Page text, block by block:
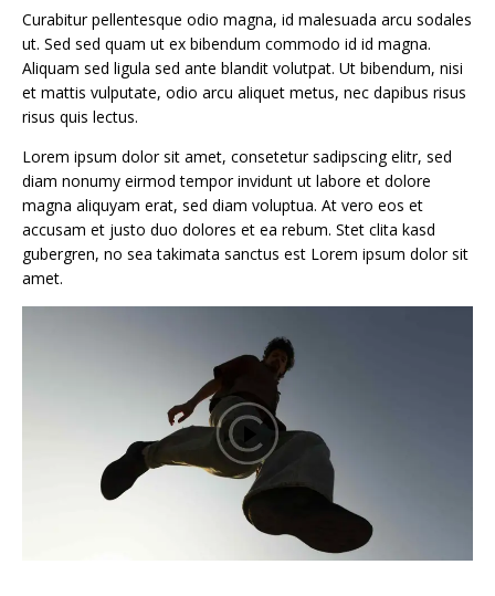
Curabitur pellentesque odio magna, id malesuada arcu sodales
ut. Sed sed quam ut ex bibendum commodo id id magna.
Aliquam sed ligula sed ante blandit volutpat. Ut bibendum, nisi
et mattis vulputate, odio arcu aliquet metus, nec dapibus risus
risus quis lectus.
Lorem ipsum dolor sit amet, consetetur sadipscing elitr, sed
diam nonumy eirmod tempor invidunt ut labore et dolore
magna aliquyam erat, sed diam voluptua. At vero eos et
accusam et justo duo dolores et ea rebum. Stet clita kasd
gubergren, no sea takimata sanctus est Lorem ipsum dolor sit
amet.